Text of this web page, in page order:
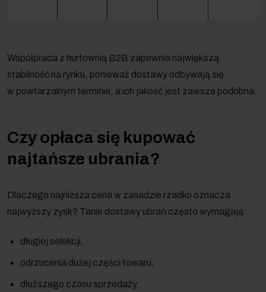
Współpraca z hurtownią B2B zapewnia największą
stabilność na rynku, ponieważ dostawy odbywają się
w powtarzalnym terminie, a ich jakość jest zawsze podobna.
Czy opłaca się kupować
najtańsze ubrania?
Dlaczego najniższa cena w zasadzie rzadko oznacza
najwyższy zysk? Tanie dostawy ubrań często wymagają:
długiej selekcji,
odrzucenia dużej części towaru,
dłuższego czasu sprzedaży.